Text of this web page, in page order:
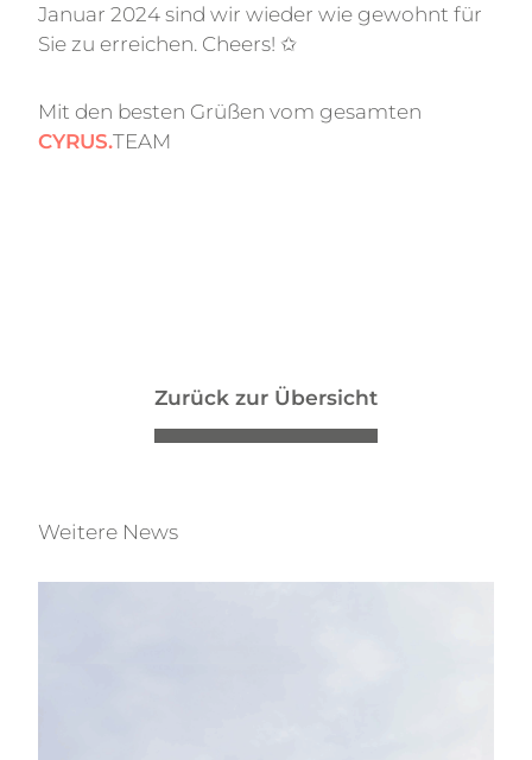
Januar 2024 sind wir wieder wie gewohnt für
Sie zu erreichen. Cheers! ✩
Mit den besten Grüßen vom gesamten
CYRUS.TEAM
Zurück zur Übersicht
Weitere News